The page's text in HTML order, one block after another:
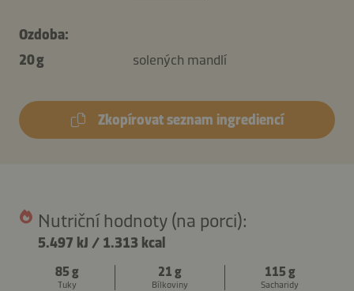
Ozdoba:
20 g
solených mandlí
Zkopírovat seznam ingrediencí
Nutriční hodnoty (na porci):
5.497 kJ / 1.313 kcal
85 g
Tuky
21 g
Bílkoviny
115 g
Sacharidy